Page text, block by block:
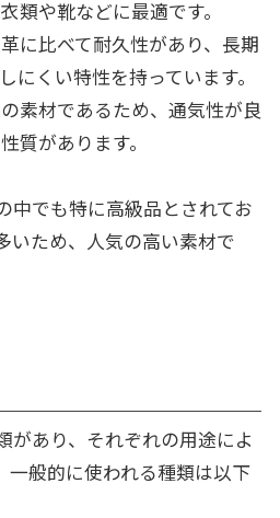
類や靴などに最適です。
に比べて耐久性があり、長期
にくい特性を持っています。
素材であるため、通気性が良
質があります。
中でも特に高級品とされてお
いため、人気の高い素材で
があり、それぞれの用途によ
一般的に使われる種類は以下